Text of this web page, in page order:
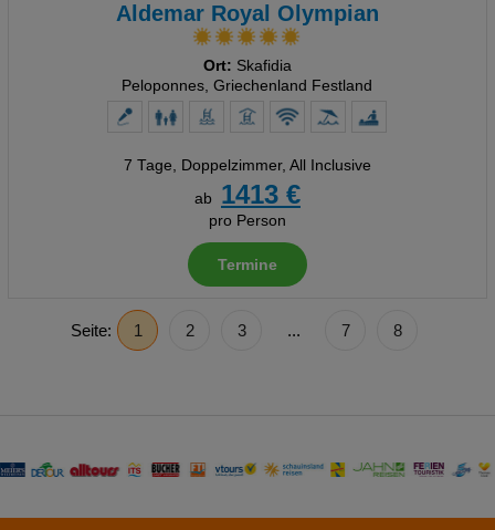
Aldemar Royal Olympian
Ort: Skafidia
Peloponnes, Griechenland Festland
7 Tage, Doppelzimmer, All Inclusive
ab
1413 €
pro Person
Termine
Seite: 1 2 3 ... 7 8